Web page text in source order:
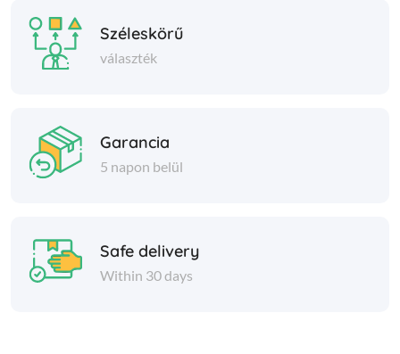
Széleskörű
választék
Garancia
5 napon belül
Safe delivery
Within 30 days